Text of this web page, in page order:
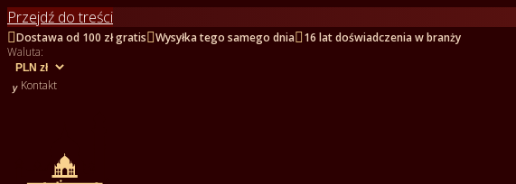
Przejdź do treści
Dostawa od 100 zł gratisWysyłka tego samego dnia16 lat doświadczenia w branży
Waluta:
 Kontakt